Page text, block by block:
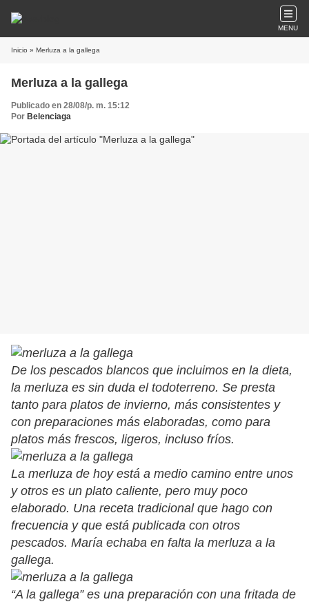
MENU
Inicio » Merluza a la gallega
Merluza a la gallega
Publicado en 28/08/p. m. 15:12
Por Belenciaga
De los pescados blancos que incluimos en la dieta,
la merluza es sin duda el todoterreno. Se presta
tanto para platos de invierno, más consistentes y
con preparaciones más elaboradas, como para
platos más frescos, ligeros, incluso fríos.
La merluza de hoy está a medio camino entre unos
y otros es un plato caliente, pero muy poco
elaborado. Una receta tradicional que hago con
frecuencia y que está publicada con otros
pescados. María echaba en falta la merluza a la
gallega.
“A la gallega” es una preparación con una fritada de